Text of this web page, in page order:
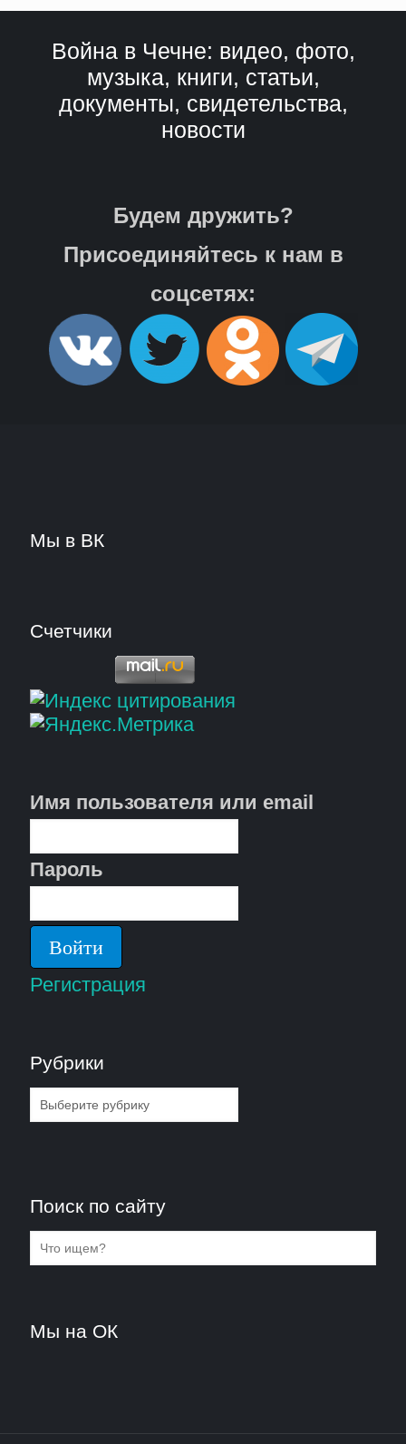
Война в Чечне: видео, фото,
музыка, книги, статьи,
документы, свидетельства,
новости
Будем дружить?
Присоединяйтесь к нам в
соцсетях:
Мы в ВК
Счетчики
Имя пользователя или email
Пароль
Регистрация
Рубрики
Рубрики
Поиск по сайту
Мы на ОК